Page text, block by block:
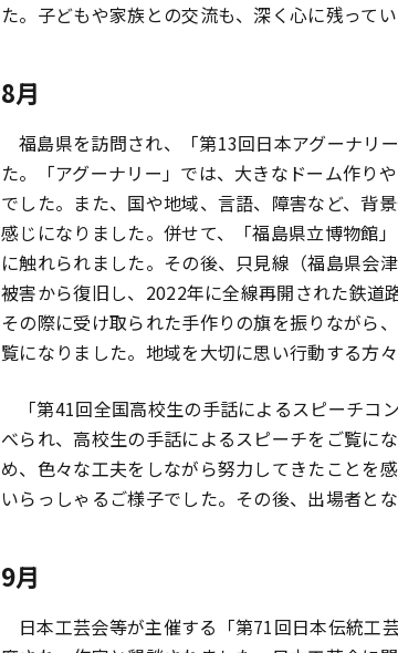
た。子どもや家族との交流も、深く心に残ってい
8月
福島県を訪問され、「第13回日本アグーナリ
た。「アグーナリー」では、大きなドーム作り
でした。また、国や地域、言語、障害など、背
感じになりました。併せて、「福島県立博物館
に触れられました。その後、只見線（福島県会
被害から復旧し、2022年に全線再開された鉄道
その際に受け取られた手作りの旗を振りながら
覧になりました。地域を大切に思い行動する方
「第41回全国高校生の手話によるスピーチ
べられ、高校生の手話によるスピーチをご覧に
め、色々な工夫をしながら努力してきたことを
いらっしゃるご様子でした。その後、出場者と
9月
日本工芸会等が主催する「第71回日本伝統工